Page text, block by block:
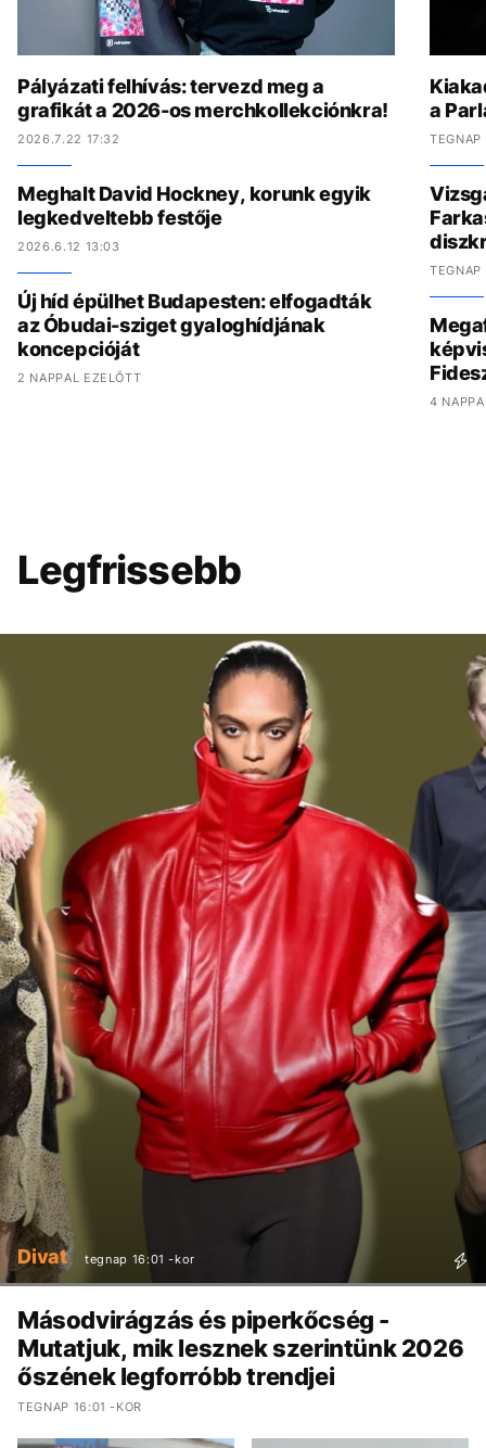
Pályázati felhívás: tervezd meg a
grafikát a 2026-os merchkollekciónkra!
2026.7.22 17:32
Meghalt David Hockney, korunk egyik
legkedveltebb festője
2026.6.12 13:03
Új híd épülhet Budapesten: elfogadták
az Óbudai-sziget gyaloghídjának
koncepcióját
2 NAPPAL EZELŐTT
a
TEGNAP
4
Legfrissebb
Divat tegnap 16:01 -kor
Másodvirágzás és piperkőcség -
Mutatjuk, mik lesznek szerintünk 2026
őszének legforróbb trendjei
TEGNAP 16:01 -KOR